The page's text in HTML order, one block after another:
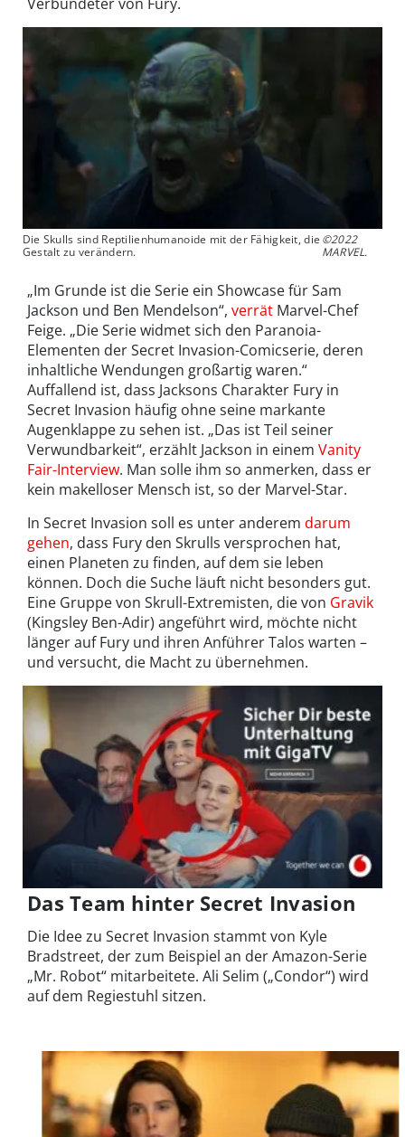
Die Skulls sind Reptilienhumanoide mit der Fähigkeit, die
Gestalt zu verändern.
©2022
MARVEL.
„Im Grunde ist die Serie ein Showcase für Sam
Jackson und Ben Mendelson“, verrät Marvel-Chef
Feige. „Die Serie widmet sich den Paranoia-
Elementen der Secret Invasion-Comicserie, deren
inhaltliche Wendungen großartig waren.“
Auffallend ist, dass Jacksons Charakter Fury in
Secret Invasion häufig ohne seine markante
Augenklappe zu sehen ist. „Das ist Teil seiner
Verwundbarkeit“, erzählt Jackson in einem Vanity
Fair-Interview. Man solle ihm so anmerken, dass er
kein makelloser Mensch ist, so der Marvel-Star.
In Secret Invasion soll es unter anderem darum
gehen, dass Fury den Skrulls versprochen hat,
einen Planeten zu finden, auf dem sie leben
können. Doch die Suche läuft nicht besonders gut.
Eine Gruppe von Skrull-Extremisten, die von Gravik
(Kingsley Ben-Adir) angeführt wird, möchte nicht
länger auf Fury und ihren Anführer Talos warten –
und versucht, die Macht zu übernehmen.
Das Team hinter Secret Invasion
Die Idee zu Secret Invasion stammt von Kyle
Bradstreet, der zum Beispiel an der Amazon-Serie
„Mr. Robot“ mitarbeitete. Ali Selim („Condor“) wird
auf dem Regiestuhl sitzen.